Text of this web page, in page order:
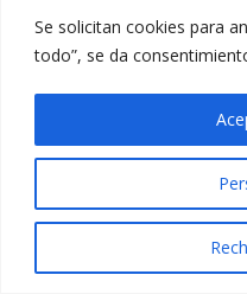
Se solicitan cookies para
todo”, se da